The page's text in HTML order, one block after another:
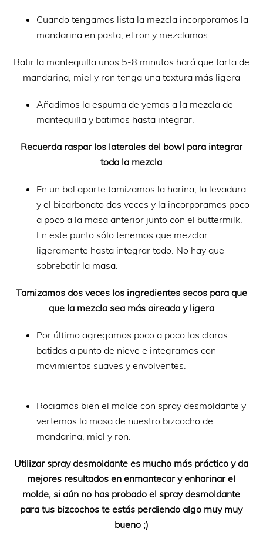
Cuando tengamos lista la mezcla incorporamos la
mandarina en pasta, el ron y mezclamos.
Batir la mantequilla unos 5-8 minutos hará que tarta de
mandarina, miel y ron tenga una textura más ligera
Añadimos la espuma de yemas a la mezcla de
mantequilla y batimos hasta integrar.
Recuerda raspar los laterales del bowl para integrar
toda la mezcla
En un bol aparte tamizamos la harina, la levadura
y el bicarbonato dos veces y la incorporamos poco
a poco a la masa anterior junto con el buttermilk.
En este punto sólo tenemos que mezclar
ligeramente hasta integrar todo. No hay que
sobrebatir la masa.
Tamizamos dos veces los ingredientes secos para que
que la mezcla sea más aireada y ligera
Por último agregamos poco a poco las claras
batidas a punto de nieve e integramos con
movimientos suaves y envolventes.
Rociamos bien el molde con spray desmoldante y
vertemos la masa de nuestro bizcocho de
mandarina, miel y ron.
Utilizar spray desmoldante es mucho más práctico y da
mejores resultados en enmantecar y enharinar el
molde, si aún no has probado el spray desmoldante
para tus bizcochos te estás perdiendo algo muy muy
bueno ;)